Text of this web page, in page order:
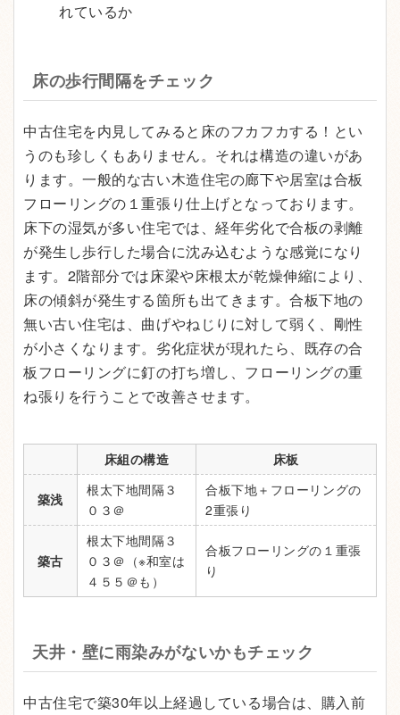
れているか
床の歩行間隔をチェック
中古住宅を内見してみると床のフカフカする！とい
うのも珍しくもありません。それは構造の違いがあ
ります。一般的な古い木造住宅の廊下や居室は合板
フローリングの１重張り仕上げとなっております。
床下の湿気が多い住宅では、経年劣化で合板の剥離
が発生し歩行した場合に沈み込むような感覚になり
ます。2階部分では床梁や床根太が乾燥伸縮により、
床の傾斜が発生する箇所も出てきます。合板下地の
無い古い住宅は、曲げやねじりに対して弱く、剛性
が小さくなります。劣化症状が現れたら、既存の合
板フローリングに釘の打ち増し、フローリングの重
ね張りを行うことで改善させます。
床組の構造 床板
築浅
根太下地間隔３
０３＠
合板下地＋フローリングの
2重張り
築古
根太下地間隔３
０３＠（※和室は
４５５＠も）
合板フローリングの１重張
り
天井・壁に雨染みがないかもチェック
中古住宅で築30年以上経過している場合は、購入前